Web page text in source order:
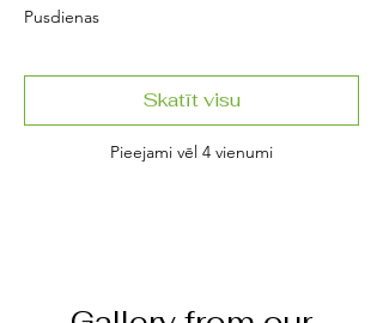
Pusdienas
Pieejami vēl 4 vienumi
Skatīt visu